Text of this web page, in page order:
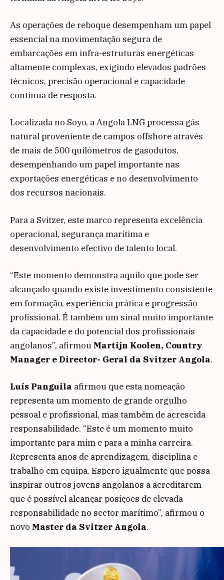
As operações de reboque desempenham um papel
essencial na movimentação segura de
embarcações em infra-estruturas energéticas
altamente complexas, exigindo elevados padrões
técnicos, precisão operacional e capacidade
contínua de resposta.
Localizada no Soyo, a Angola LNG processa gás
natural proveniente de campos offshore através
de mais de 500 quilómetros de gasodutos,
desempenhando um papel importante nas
exportações energéticas e no desenvolvimento
dos recursos nacionais.
Para a Svitzer, este marco representa excelência
operacional, segurança marítima e
desenvolvimento efectivo de talento local.
“Este momento demonstra aquilo que pode ser
alcançado quando existe investimento consistente
em formação, experiência prática e progressão
profissional. É também um sinal muito importante
da capacidade e do potencial dos profissionais
angolanos”, afirmou Martijn Koolen, Country
Manager e Director- Geral da Svitzer Angola.
Luís Panguila afirmou que esta nomeação
representa um momento de grande orgulho
pessoal e profissional, mas também de acrescida
responsabilidade. “Este é um momento muito
importante para mim e para a minha carreira.
Representa anos de aprendizagem, disciplina e
trabalho em equipa. Espero igualmente que possa
inspirar outros jovens angolanos a acreditarem
que é possível alcançar posições de elevada
responsabilidade no sector marítimo”, afirmou o
novo Master da Svitzer Angola.